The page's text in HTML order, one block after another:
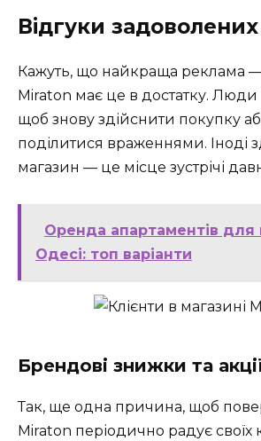
Відгуки задоволених
Кажуть, що найкраща реклама —
Miraton має це в достатку. Люди
щоб знову здійснити покупку
поділитися враженнями. Іноді
магазин — це місце зустрічі
Оренда апартаментів для
Одесі: топ варіанти
Брендові знижки та
Так, ще одна причина, щоб
Miraton періодично радує своїх